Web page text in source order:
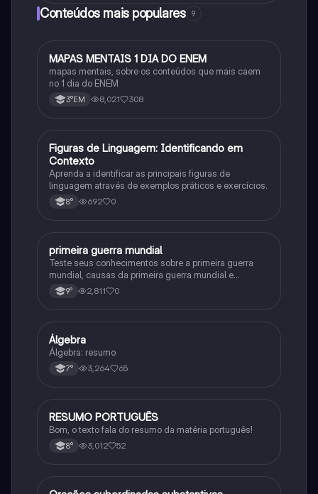
Conteúdos mais populares 9
Português
MAPAS MENTAIS 1 DIA DO ENEM
mapas mentais, sobre os conteúdos que mais caem
no 1 dia do ENEM
3°EM 8,021 308
FPortuguês
Figuras de Linguagem: Identificando em
Contexto
Aprenda a identificar as principais figuras de
linguagem através de exemplos práticos e exercícios.
8° 692 0
História
primeira guerra mundial
Teste seus conhecimentos sobre a primeira guerra
mundial, causas da primeira guerra mundial e
consequências da Primeira Guerra Mundial, fases da
primeira guerra mundial
9° 2,811 0
Matematica
Álgebra
Álgebra: resumo
7° 3,264 65
Português
RESUMO PORTUGUÊS
Bom, o texto fala do resumo da matéria português!
8° 3,012 52